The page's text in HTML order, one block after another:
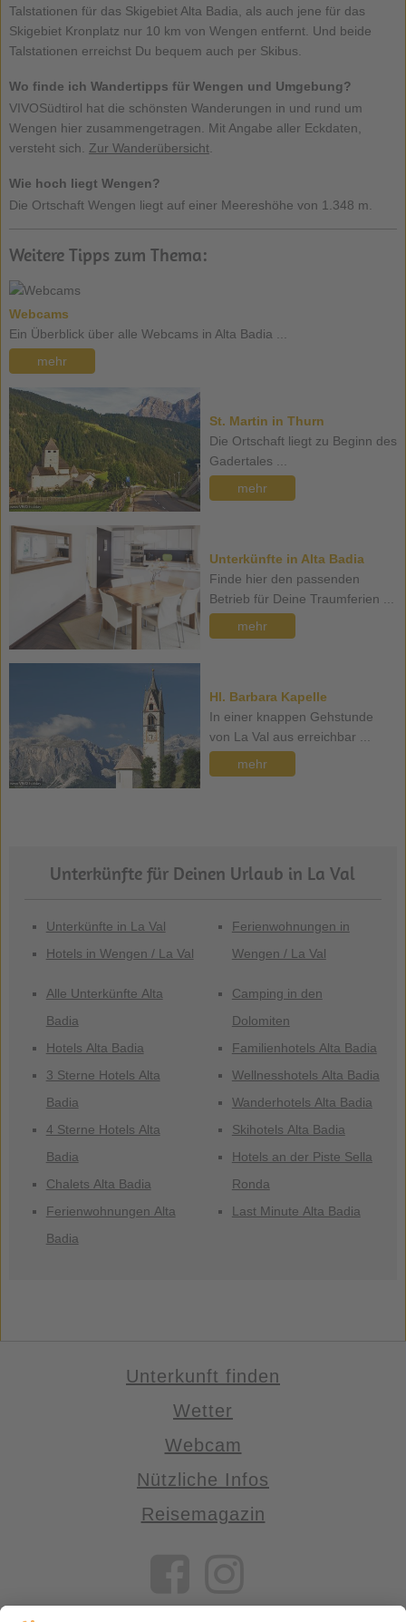
Talstationen für das Skigebiet Alta Badia, als auch jene für das
Skigebiet Kronplatz nur 10 km von Wengen entfernt. Und beide
Talstationen erreichst Du bequem auch per Skibus.
Wo finde ich Wandertipps für Wengen und Umgebung?
VIVOSüdtirol hat die schönsten Wanderungen in und rund um
Wengen hier zusammengetragen. Mit Angabe aller Eckdaten,
versteht sich. Zur Wanderübersicht.
Wie hoch liegt Wengen?
Die Ortschaft Wengen liegt auf einer Meereshöhe von 1.348 m.
Weitere Tipps zum Thema:
Webcams
Ein Überblick über alle Webcams in Alta Badia ...
mehr
St. Martin in Thurn
Die Ortschaft liegt zu Beginn des
Gadertales ...
mehr
Unterkünfte in Alta Badia
Finde hier den passenden
Betrieb für Deine Traumferien ...
mehr
Hl. Barbara Kapelle
In einer knappen Gehstunde
von La Val aus erreichbar ...
mehr
Unterkünfte für Deinen Urlaub in La Val
Unterkünfte in La Val
Hotels in Wengen / La Val
Ferienwohnungen in
Wengen / La Val
Alle Unterkünfte Alta
Badia
Hotels Alta Badia
3 Sterne Hotels Alta
Badia
4 Sterne Hotels Alta
Badia
Chalets Alta Badia
Ferienwohnungen Alta
Badia
Camping in den
Dolomiten
Familienhotels Alta Badia
Wellnesshotels Alta Badia
Wanderhotels Alta Badia
Skihotels Alta Badia
Hotels an der Piste Sella
Ronda
Last Minute Alta Badia
Unterkunft finden
Wetter
Webcam
Nützliche Infos
Reisemagazin